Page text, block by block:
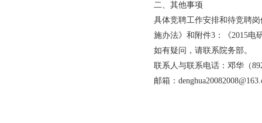
二、其他事项
具体竞聘工作安排和待竞聘
施办法》和附件3：
《2015
如有疑问，请联系院务部。
联系人与联系电话：邓华（
邮箱：